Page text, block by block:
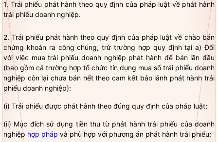
1. Trái phiếu phát hành theo quy định của pháp luật về phát hành
trái phiếu doanh nghiệp.
2. Trái phiếu phát hành theo quy định của pháp luật về chào bán
chứng khoán ra công chúng, trừ trường hợp quy định tại a) Đối
với việc muatrái phiếu doanh nghiệp phát hành để bán lần đầu
(bao gồm cả trường hợptổ chức tín dụng mua sốtrái phiếu doanh
nghiệp còn lại chưa bán hết theo cam kết bảo lãnh phát hành trái
phiếu doanh nghiệp):
(i) Trái phiếu được phát hành theo đúng quy định của pháp luật;
(ii) Mục đích sử dụng tiền thu từ phát hành trái phiếu của doanh
nghiệp hợp pháp và phù hợp với phương án phát hành trái phiếu;